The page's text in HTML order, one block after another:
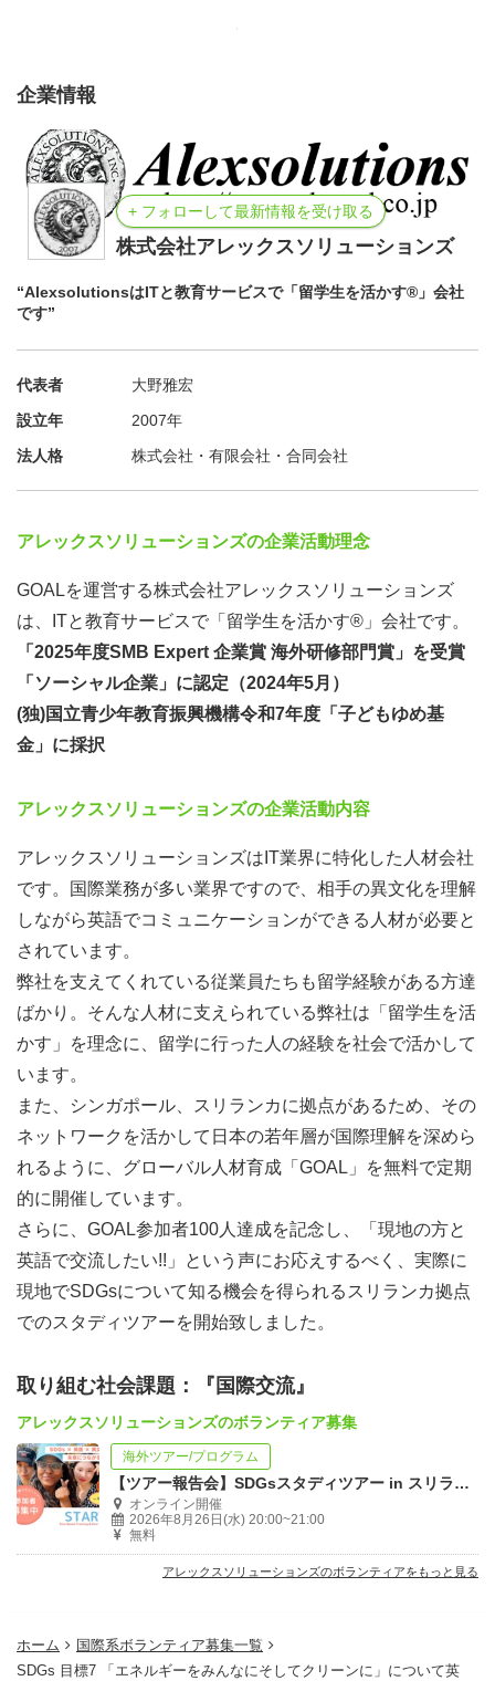
企業情報
+ フォローして最新情報を受け取る
株式会社アレックスソリューションズ
“AlexsolutionsはITと教育サービスで「留学生を活かす®」会社
です”
代表者
大野雅宏
設立年
2007年
法人格
株式会社・有限会社・合同会社
アレックスソリューションズの企業活動理念
GOALを運営する株式会社アレックスソリューションズ
は、ITと教育サービスで「留学生を活かす®」会社です。
「2025年度SMB Expert 企業賞 海外研修部門賞」を受賞
「ソーシャル企業」に認定（2024年5月 ）
(独)国立青少年教育振興機構令和7年度「子どもゆめ基
金」に採択
アレックスソリューションズの企業活動内容
アレックスソリューションズはIT業界に特化した人材会社
です。国際業務が多い業界ですので、相手の異文化を理解
しながら英語でコミュニケーションができる人材が必要と
されています。
弊社を支えてくれている従業員たちも留学経験がある方達
ばかり。そんな人材に支えられている弊社は「留学生を活
かす」を理念に、留学に行った人の経験を社会で活かして
います。
また、シンガポール、スリランカに拠点があるため、その
ネットワークを活かして日本の若年層が国際理解を深めら
れるように、グローバル人材育成「GOAL」を無料で定期
的に開催しています。
さらに、GOAL参加者100人達成を記念し、「現地の方と
英語で交流したい!!」という声にお応えするべく、実際に
現地でSDGsについて知る機会を得られるスリランカ拠点
でのスタディツアーを開始致しました。
取り組む社会課題：『国際交流』
アレックスソリューションズのボランティア募集
海外ツアー/プログラム
【ツアー報告会】SDGsスタディツアー in スリランカ
オンライン開催
2026年8月26日(水) 20:00~21:00
無料
アレックスソリューションズのボランティアをもっと見る
ホーム
国際系ボランティア募集一覧
SDGs 目標7 「エネルギーをみんなにそしてクリーンに」について英